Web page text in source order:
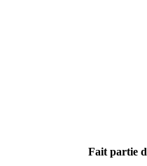
Fait partie